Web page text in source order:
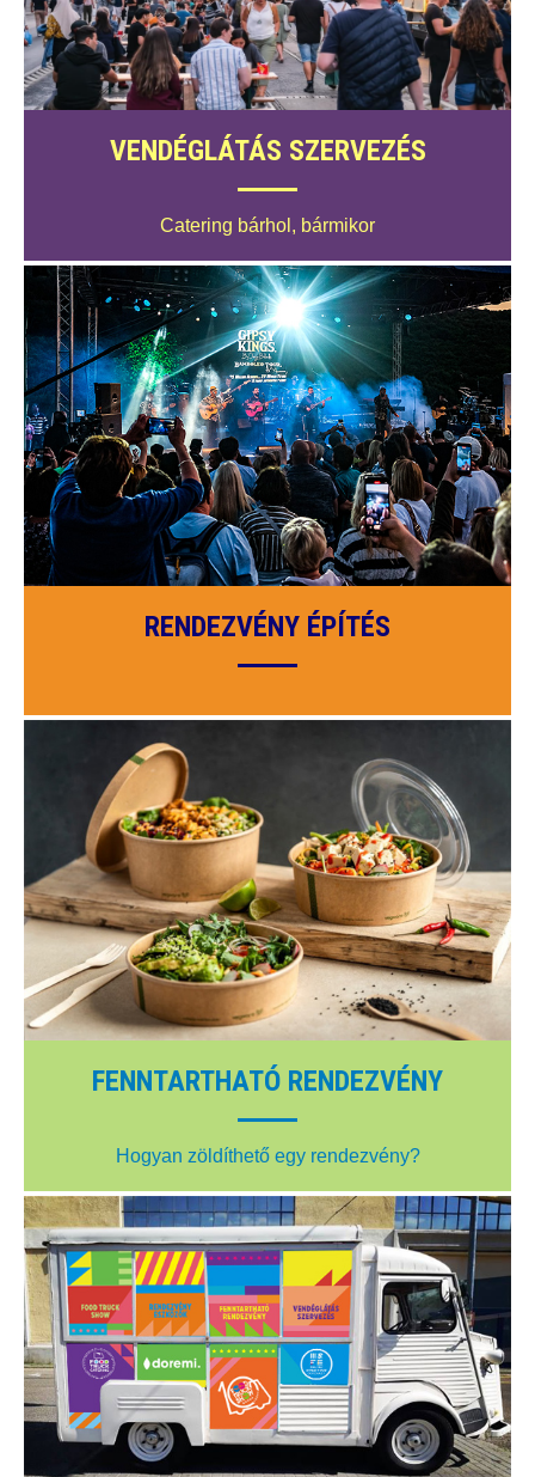
VENDÉGLÁTÁS SZERVEZÉS
Catering bárhol, bármikor
RENDEZVÉNY ÉPÍTÉS
FENNTARTHATÓ RENDEZVÉNY
Hogyan zöldíthető egy rendezvény?